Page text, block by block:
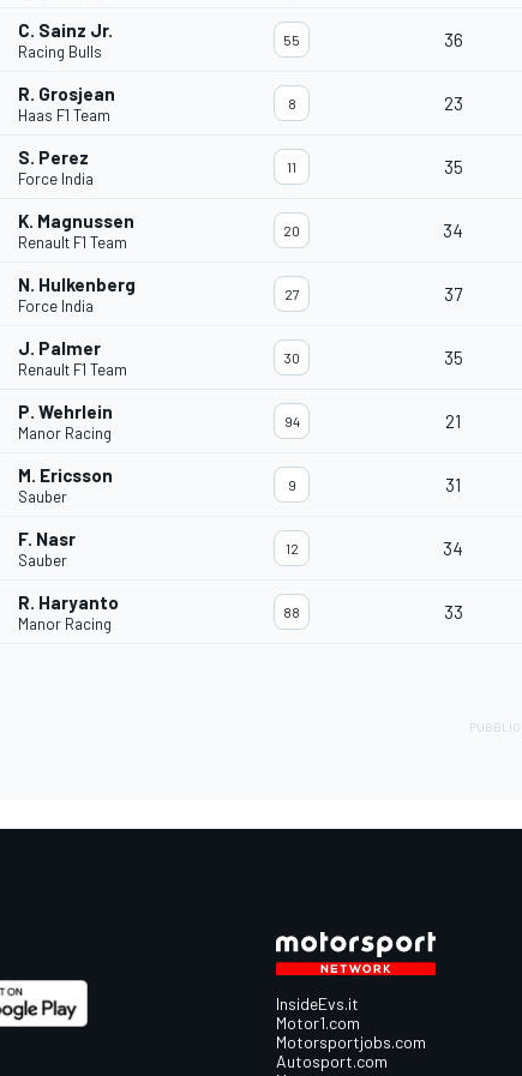
C. Sainz Jr.
Racing Bulls
55 36
R. Grosjean
Haas F1 Team
8 23
S. Perez
Force India
11 35
K. Magnussen
Renault F1 Team
20 34
N. Hulkenberg
Force India
27 37
J. Palmer
Renault F1 Team
30 35
P. Wehrlein
Manor Racing
94 21
M. Ericsson
Sauber
9 31
F. Nasr
Sauber
12 34
R. Haryanto
Manor Racing
88 33
InsideEvs.it
Motor1.com
Motorsportjobs.com
Autosport.com